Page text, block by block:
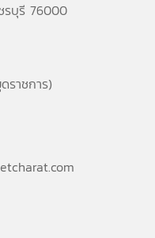
รบุรี 76000
ราชการ)